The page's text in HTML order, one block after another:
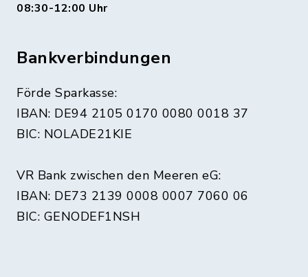
08:30-12:00 Uhr
Bankverbindungen
Förde Sparkasse:
IBAN: DE94 2105 0170 0080 0018 37
BIC: NOLADE21KIE
VR Bank zwischen den Meeren eG:
IBAN: DE73 2139 0008 0007 7060 06
BIC: GENODEF1NSH